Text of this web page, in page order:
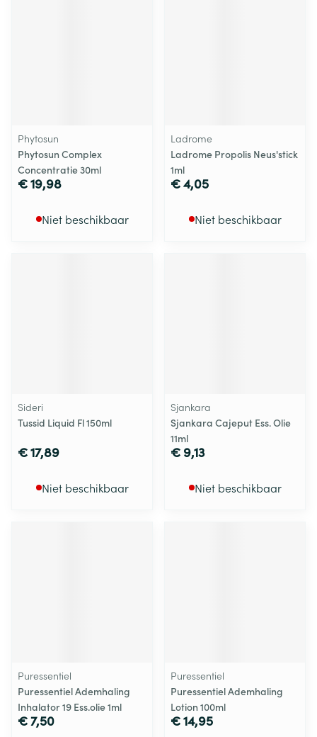
Phytosun
Phytosun Complex
Concentratie 30ml
€ 19,98
Niet beschikbaar
Ladrome
Ladrome Propolis Neus'stick
1ml
€ 4,05
Niet beschikbaar
Sideri
Tussid Liquid Fl 150ml
€ 17,89
Niet beschikbaar
Sjankara
Sjankara Cajeput Ess. Olie
11ml
€ 9,13
Niet beschikbaar
Puressentiel
Puressentiel Ademhaling
Inhalator 19 Ess.olie 1ml
€ 7,50
Puressentiel
Puressentiel Ademhaling
Lotion 100ml
€ 14,95